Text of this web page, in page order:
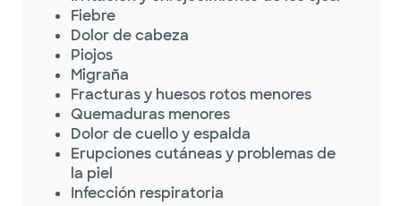
Fiebre
Dolor de cabeza
Piojos
Migraña
Fracturas y huesos rotos menores
Quemaduras menores
Dolor de cuello y espalda
Erupciones cutáneas y problemas de
la piel
Infección respiratoria